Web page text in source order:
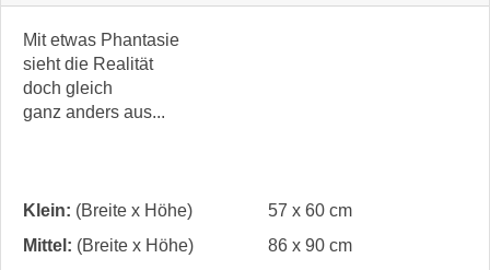
Mit etwas Phantasie
sieht die Realität
doch gleich
ganz anders aus...
Klein: (Breite x Höhe)
57 x 60 cm
Mittel: (Breite x Höhe)
86 x 90 cm